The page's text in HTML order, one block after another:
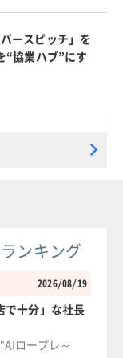
ースピッチ」を
“協業ハブ”にす
ンキング
2026/08/19
で十分」な社長
ロープレ～